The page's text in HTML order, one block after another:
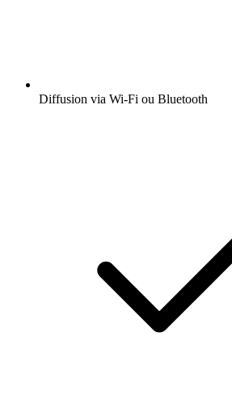
Diffusion via Wi-Fi ou Bluetooth